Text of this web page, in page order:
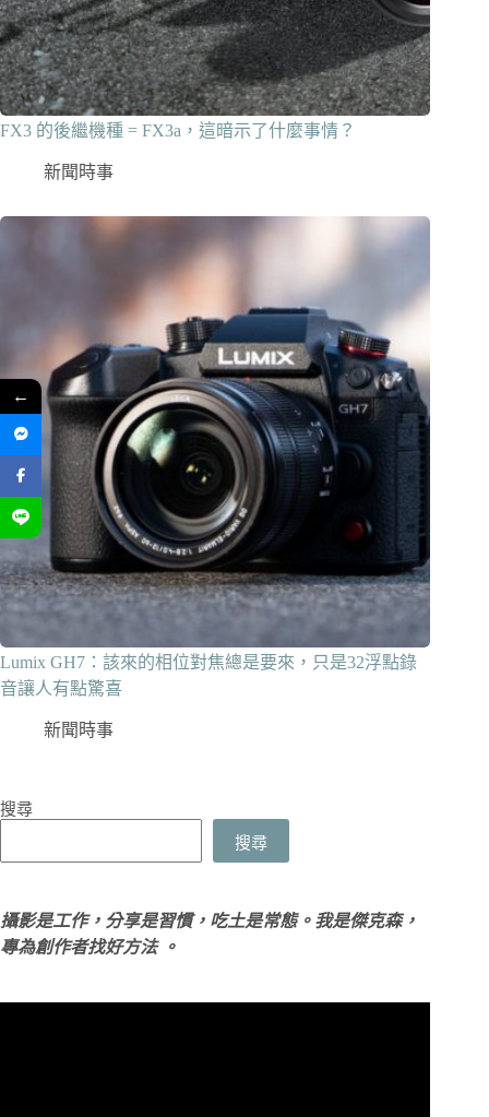
FX3 的後繼機種 = FX3a，這暗示了什麼事情？
新聞時事
Lumix GH7：該來的相位對焦總是要來，只是32浮點錄
音讓人有點驚喜
新聞時事
搜尋
搜尋
攝影是工作，分享是習慣，吃土是常態。我是傑克森，
專為創作者找好方法 。
←